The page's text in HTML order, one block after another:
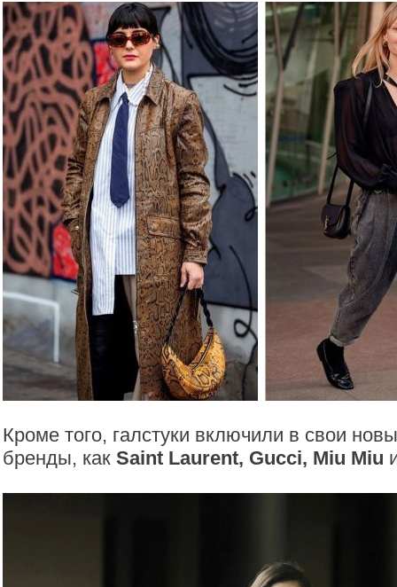
Кроме того, галстуки включили в свои
бренды, как Saint Laurent, Gucci, Miu Miu